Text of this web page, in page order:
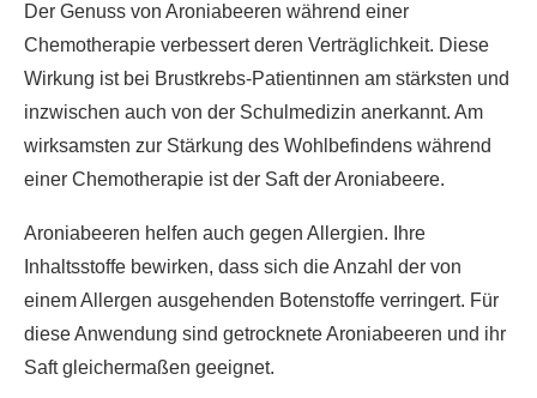
Der Genuss von Aroniabeeren während einer
Chemotherapie verbessert deren Verträglichkeit. Diese
Wirkung ist bei Brustkrebs-Patientinnen am stärksten und
inzwischen auch von der Schulmedizin anerkannt. Am
wirksamsten zur Stärkung des Wohlbefindens während
einer Chemotherapie ist der Saft der Aroniabeere.
Aroniabeeren helfen auch gegen Allergien. Ihre
Inhaltsstoffe bewirken, dass sich die Anzahl der von
einem Allergen ausgehenden Botenstoffe verringert. Für
diese Anwendung sind getrocknete Aroniabeeren und ihr
Saft gleichermaßen geeignet.